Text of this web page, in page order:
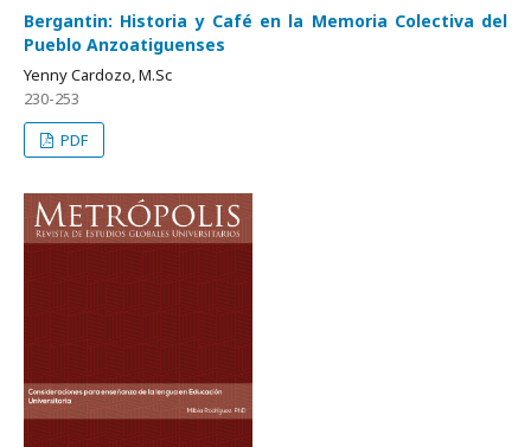
Bergantin: Historia y Café en la Memoria Colectiva del
Pueblo Anzoatiguenses
Yenny Cardozo, M.Sc
230-253
PDF